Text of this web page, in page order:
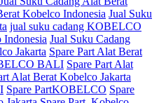
Kobelco Indonesia Jual Suku
jual suku cadang KOBELCO
Indonesia Jual Suku Cadang
Jakarta Spare Part Alat Berat
BALI Spare Part Alat
Alat Berat Kobelco Jakarta
Spare PartKOBELCO Spare